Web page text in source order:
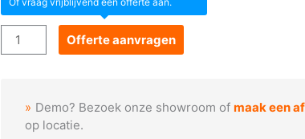
Goboservice
-
bliksem
Offerte aanvragen
Demo? Bezoek onze showroom ofmaak een
op locatie.